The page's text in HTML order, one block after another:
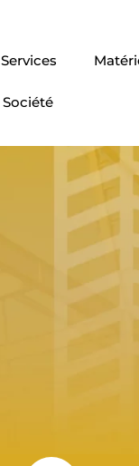
Services
Société